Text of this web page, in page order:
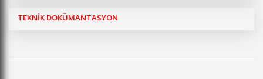
TEKNİK DOKÜMANTASYON